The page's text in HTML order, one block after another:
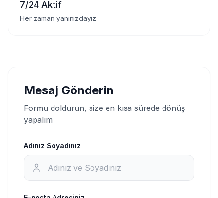
7/24 Aktif
Her zaman yanınızdayız
Mesaj Gönderin
Formu doldurun, size en kısa sürede dönüş
yapalım
Adınız Soyadınız